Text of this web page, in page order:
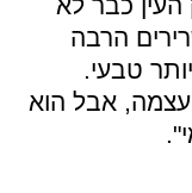
הרבה
טבעי.
אבל הוא